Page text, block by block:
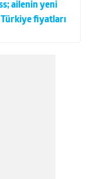
ailenin yeni
fiyatları